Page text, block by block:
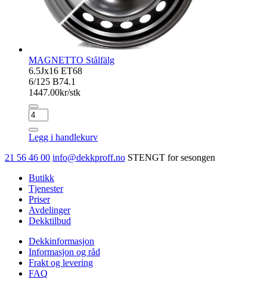
MAGNETTO Stålfälg
6.5Jx16 ET68
6/125 B74.1
1447.00kr/stk
MAGNETTO
Stålfälg
antall
Legg i handlekurv
21 56 46 00 info@dekkproff.no STENGT for sesongen
Butikk
Tjenester
Priser
Avdelinger
Dekktilbud
Dekkinformasjon
Informasjon og råd
Frakt og levering
FAQ